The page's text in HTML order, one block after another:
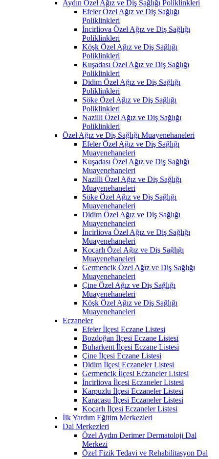
Aydın Özel Ağız ve Diş Sağlığı Poliklinkleri
Efeler Özel Ağız ve Diş Sağlığı
Poliklinkleri
İncirliova Özel Ağız ve Diş Sağlığı
Poliklinkleri
Köşk Özel Ağız ve Diş Sağlığı
Poliklinkleri
Kuşadası Özel Ağız ve Diş Sağlığı
Poliklinkleri
Didim Özel Ağız ve Diş Sağlığı
Poliklinkleri
Söke Özel Ağız ve Diş Sağlığı
Poliklinkleri
Nazilli Özel Ağız ve Diş Sağlığı
Poliklinkleri
Özel Ağız ve Diş Sağlığı Muayenehaneleri
Efeler Özel Ağız ve Diş Sağlığı
Muayenehaneleri
Kuşadası Özel Ağız ve Diş Sağlığı
Muayenehaneleri
Nazilli Özel Ağız ve Diş Sağlığı
Muayenehaneleri
Söke Özel Ağız ve Diş Sağlığı
Muayenehaneleri
Didim Özel Ağız ve Diş Sağlığı
Muayenehaneleri
İncirliova Özel Ağız ve Diş Sağlığı
Muayenehaneleri
Koçarlı Özel Ağız ve Diş Sağlığı
Muayenehaneleri
Germencik Özel Ağız ve Diş Sağlığı
Muayenehaneleri
Çine Özel Ağız ve Diş Sağlığı
Muayenehaneleri
Köşk Özel Ağız ve Diş Sağlığı
Muayenehaneleri
Eczaneler
Efeler İlçesi Eczane Listesi
Bozdoğan İlçesi Eczane Listesi
Buharkent İlçesi Eczane Listesi
Çine İlçesi Eczane Listesi
Didim İlçesi Eczaneler Listesi
Germencik İlçesi Eczaneler Listesi
İncirliova İlçesi Eczaneler Listesi
Karpuzlu İlçesi Eczaneler Listesi
Karacasu İlçesi Eczaneler Listesi
Koçarlı İlçesi Eczaneler Listesi
İlk Yardım Eğitim Merkezleri
Dal Merkezleri
Özel Aydın Derimer Dermatoloji Dal
Merkezi
Özel Fizik Tedavi ve Rehabilitasyon Dal